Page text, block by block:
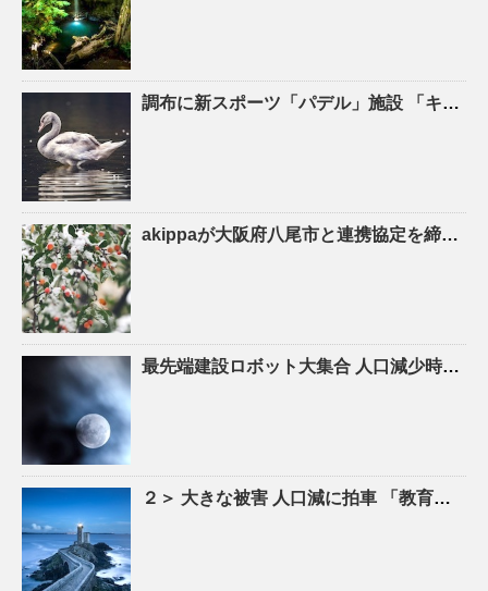
調布に新スポーツ「パデル」施設 「キャプテン翼」高橋陽一さん手がける – 調布経済新聞
akippaが大阪府八尾市と連携協定を締結！駐車場シェアを活かしたにぎわいの創出と関係
最先端建設ロボット大集合 人口 減少時代の建設現場を救え！ – YouTube
２＞ 大きな被害 人口 減に拍車 「教育のまち」で移住促進｜特集 – 苫小牧民報